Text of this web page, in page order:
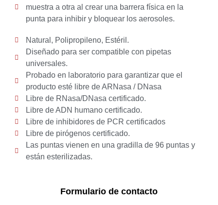
muestra a otra al crear una barrera física en la
punta para inhibir y bloquear los aerosoles.
Natural, Polipropileno, Estéril.
Diseñado para ser compatible con pipetas
universales.
Probado en laboratorio para garantizar que el
producto esté libre de ARNasa / DNasa
Libre de RNasa/DNasa certificado.
Libre de ADN humano certificado.
Libre de inhibidores de PCR certificados
Libre de pirógenos certificado.
Las puntas vienen en una gradilla de 96 puntas y
están esterilizadas.
Formulario de contacto